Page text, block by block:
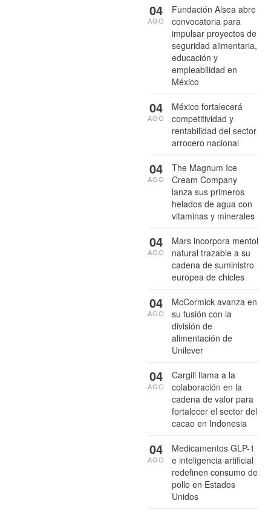
Fundación Alsea abre
convocatoria para
impulsar proyectos de
seguridad alimentaria,
educación y
empleabilidad en
México
04
AGO
México fortalecerá
competitividad y
rentabilidad del sector
arrocero nacional
04
AGO
The Magnum Ice
Cream Company
lanza sus primeros
helados de agua con
vitaminas y minerales
04
AGO
Mars incorpora mentol
natural trazable a su
cadena de suministro
europea de chicles
04
AGO
McCormick avanza en
su fusión con la
división de
alimentación de
Unilever
04
AGO
Cargill llama a la
colaboración en la
cadena de valor para
fortalecer el sector del
cacao en Indonesia
04
AGO
Medicamentos GLP-1
e inteligencia artificial
redefinen consumo de
pollo en Estados
Unidos
04
AGO